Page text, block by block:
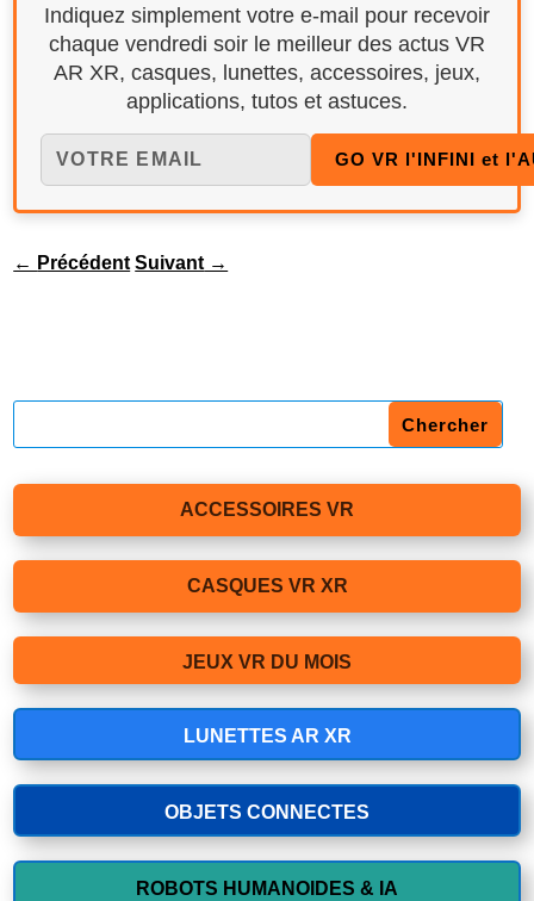
Indiquez simplement votre e-mail pour recevoir
chaque vendredi soir le meilleur des actus VR
AR XR, casques, lunettes, accessoires, jeux,
applications, tutos et astuces.
← Précédent Suivant →
ACCESSOIRES VR
CASQUES VR XR
JEUX VR DU MOIS
LUNETTES AR XR
OBJETS CONNECTES
ROBOTS HUMANOIDES & IA